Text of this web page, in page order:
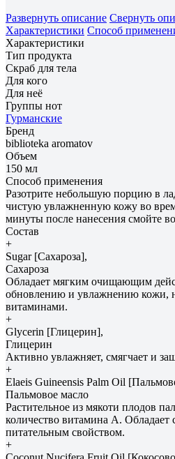
Развернуть описание Свернуть
Характеристики Способ
Характеристики
Тип продукта
Скраб для тела
Для кого
Для неё
Группы нот
Гурманские
Бренд
biblioteka aromatov
Объем
150 мл
Способ применения
Разотрите небольшую порцию в
чистую увлажненную кожу во
минуты после нанесения смойте
Состав
+
Sugar [Сахароза],
Сахароза
Обладает мягким очищающим
обновлению и увлажнению кожи,
витаминами.
+
Glycerin [Глицерин],
Глицерин
Активно увлажняет, смягчает и
+
Elaeis Guineensis Palm Oil
Пальмовое масло
Растительное из мякоти плодов
количество витамина А.
питательным свойством.
+